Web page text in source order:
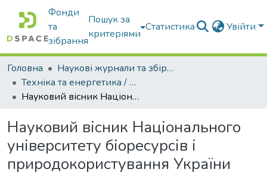
Фонди
та
зібрання
Пошук за
критеріями
Статистика Увійти
Головна
Наукові журнали та збірники видань
Техніка та енергетика / Machinery & Energetics
Науковий вісник Національного університету біоресурсів і природокористування України
Науковий вісник Національного
університету біоресурсів і
природокористування України